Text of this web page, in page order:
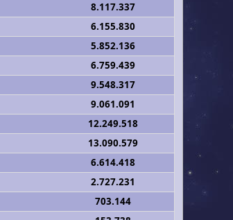
8.117.337
6.155.830
5.852.136
6.759.439
9.548.317
9.061.091
12.249.518
13.090.579
6.614.418
2.727.231
703.144